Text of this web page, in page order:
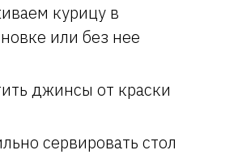
курицу в
или без нее
джинсы от краски
сервировать стол